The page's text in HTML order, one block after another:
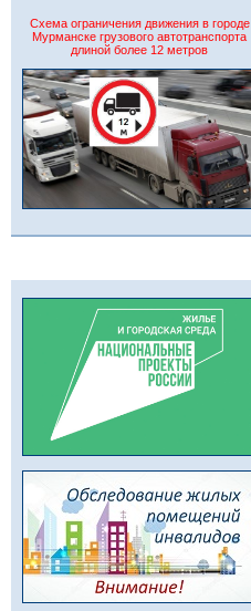
Схема ограничения движения в городе
Мурманске грузового автотранспорта
длиной более 12 метров